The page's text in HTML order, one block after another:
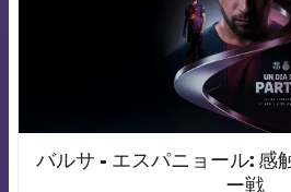
バルサ - エスパニョール: 感
ー戦